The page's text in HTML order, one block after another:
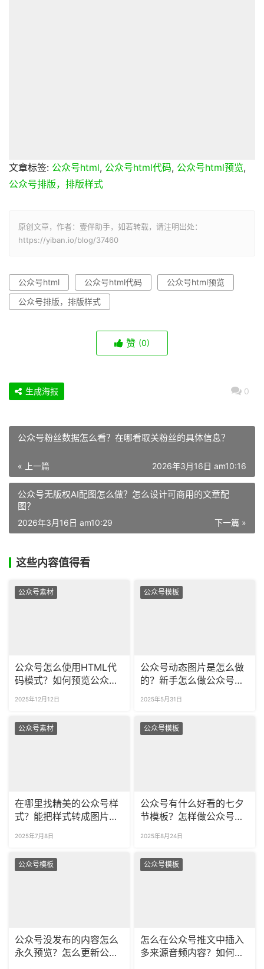
文章标签: 公众号html, 公众号html代码, 公众号html预览,
公众号排版，排版样式
原创文章，作者：壹伴助手，如若转载，请注明出处：
https://yiban.io/blog/37460
公众号html 公众号html代码
公众号html预览
公众号排版，排版样式
赞 (0)
0
生成海报
公众号粉丝数据怎么看？在哪看取关粉丝的具体信息？
« 上一篇 2026年3月16日 am10:16
公众号无版权AI配图怎么做？怎么设计可商用的文章配
图？
下一篇 »
2026年3月16日 am10:29
这些内容值得看
公众号素材
公众号怎么使用HTML代
码模式？如何预览公众号
2025年12月12日
公众号模板
公众号动态图片是怎么做
的？新手怎么做公众号
2025年5月31日
公众号素材
在哪里找精美的公众号样
式？能把样式转成图片
2025年7月8日
公众号模板
公众号有什么好看的七夕
节模板？怎样做公众号七
2025年8月24日
公众号模板
公众号没发布的内容怎么
永久预览？怎么更新公众
公众号模板
怎么在公众号推文中插入
多来源音频内容？如何给